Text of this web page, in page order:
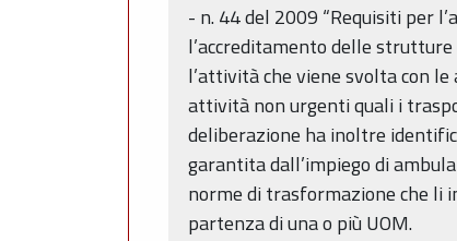
- n. 44 del 2009 “Requisiti per
l’accreditamento delle
l’attività che viene svolta con
attività non urgenti quali i
deliberazione ha inoltre
garantita dall’impiego di
norme di trasformazione che li
partenza di una o più UOM.